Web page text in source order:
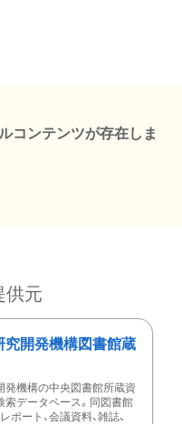
コンテンツが存在しま
供元
究開発機構図書館蔵
発機構の中央図書館所蔵資
索データベース。同図書館
ポート、会議資料、雑誌、